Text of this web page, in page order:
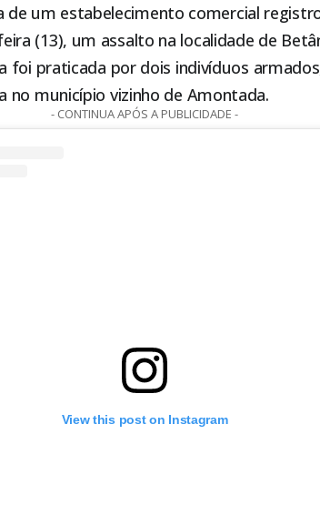
de um estabelecimento comercial
(13), um assalto na localidade de
foi praticada por dois indivíduos
no município vizinho de Amontada.
- CONTINUA APÓS A PUBLICIDADE -
View this post on Instagram